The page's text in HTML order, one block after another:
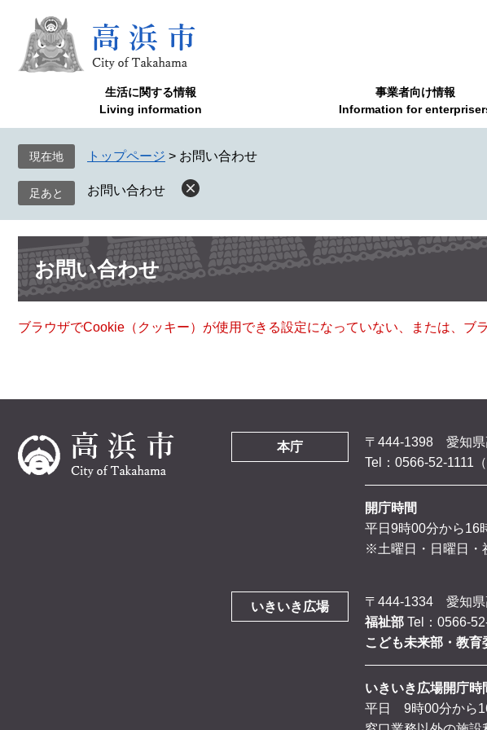
で
ば
へ
生活に関する情報
Living information
事業者向け情報
Information for
現在地 トップページ > お問い合わせ
お問い合わせ
本
文 お問い合わせ
ブラウザでCookie（クッキー）が使用できる設定になっていない、または、
本庁
〒444-1398 愛知県
Tel：0566-52-1111（
開庁時間
平日9時00分から16
※土曜日・日曜日
いきいき広場
〒444-1334 愛知県
福祉部 Tel：0566-
こども未来部・教育
いきいき広場開庁時
平日 9時00分から